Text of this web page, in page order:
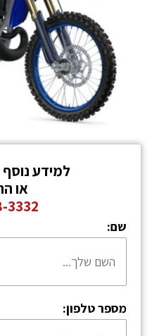
למידע
או
3332
שם:
מספר טלפון: